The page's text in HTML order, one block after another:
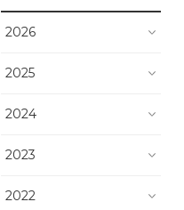
2026
2025
2024
2023
2022